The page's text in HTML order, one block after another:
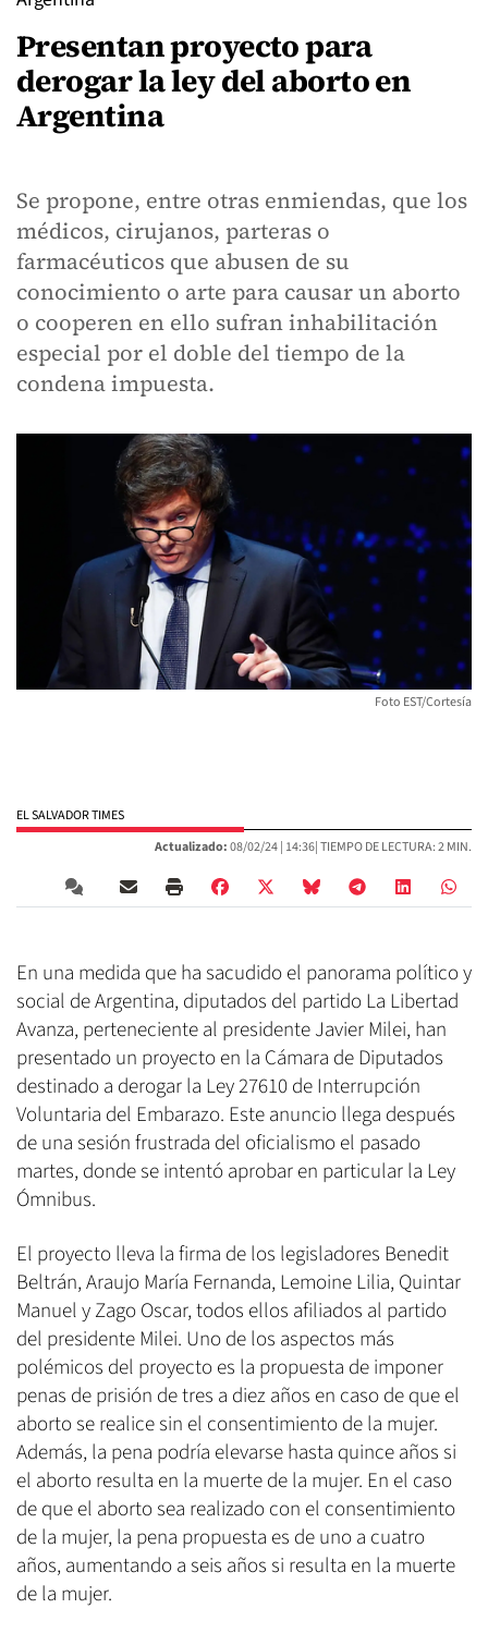
Presentan proyecto para
derogar la ley del aborto en
Argentina
Se propone, entre otras enmiendas, que los
médicos, cirujanos, parteras o
farmacéuticos que abusen de su
conocimiento o arte para causar un aborto
o cooperen en ello sufran inhabilitación
especial por el doble del tiempo de la
condena impuesta.
Foto EST/Cortesía
EL SALVADOR TIMES
Actualizado:08/02/24 | 14:36| TIEMPO DE LECTURA: 2 MIN.
En una medida que ha sacudido el panorama político y
social de Argentina, diputados del partido La Libertad
Avanza, perteneciente al presidente Javier Milei, han
presentado un proyecto en la Cámara de Diputados
destinado a derogar la Ley 27610 de Interrupción
Voluntaria del Embarazo. Este anuncio llega después
de una sesión frustrada del oficialismo el pasado
martes, donde se intentó aprobar en particular la Ley
Ómnibus.
El proyecto lleva la firma de los legisladores Benedit
Beltrán, Araujo María Fernanda, Lemoine Lilia, Quintar
Manuel y Zago Oscar, todos ellos afiliados al partido
del presidente Milei. Uno de los aspectos más
polémicos del proyecto es la propuesta de imponer
penas de prisión de tres a diez años en caso de que el
aborto se realice sin el consentimiento de la mujer.
Además, la pena podría elevarse hasta quince años si
el aborto resulta en la muerte de la mujer. En el caso
de que el aborto sea realizado con el consentimiento
de la mujer, la pena propuesta es de uno a cuatro
años, aumentando a seis años si resulta en la muerte
de la mujer.